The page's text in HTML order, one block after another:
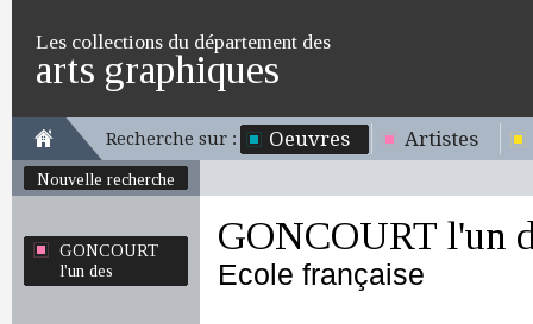
Les collections du département des
arts graphiques
Recherche sur : Oeuvres Artistes
Nouvelle recherche
GONCOURT
l'un des
GONCOURT l'un
Ecole française